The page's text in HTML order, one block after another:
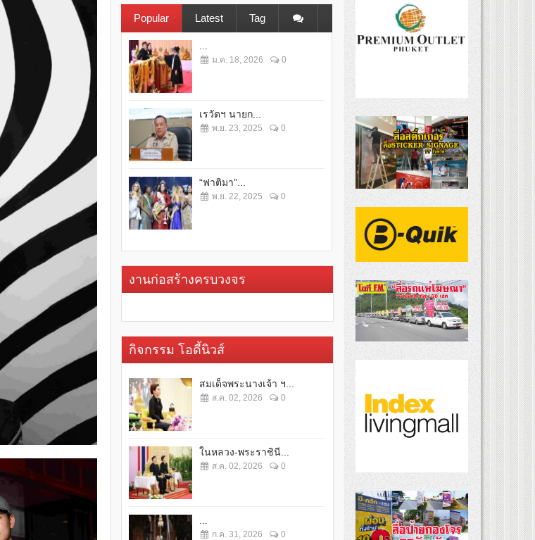
Popular Latest Tag
ม.ค. 18, 2026 0
เรวัตฯ นายก...
พ.ย. 23, 2025 0
“ฟาติมา”...
พ.ย. 22, 2025 0
งานก่อสร้างครบวงจร
กิจกรรม โอดี้นิวส์
สมเด็จพระนางเจ้า ฯ...
ส.ค. 02, 2026 0
ในหลวง-พระราชินี...
ส.ค. 02, 2026 0
ก.ค. 31, 2026 0